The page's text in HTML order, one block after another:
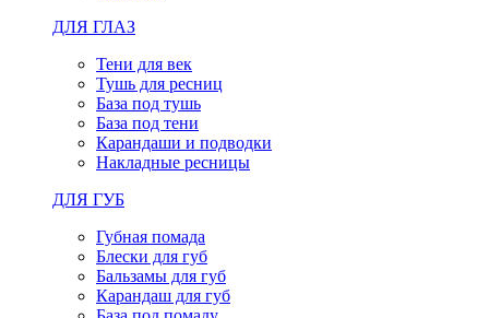
ДЛЯ ГЛАЗ
Тени для век
Тушь для ресниц
База под тушь
База под тени
Карандаши и подводки
Накладные ресницы
ДЛЯ ГУБ
Губная помада
Блески для губ
Бальзамы для губ
Карандаш для губ